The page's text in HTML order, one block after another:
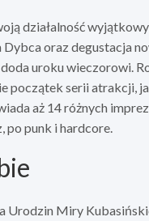
działalność
oraz degustacja
uroku wieczorowi.
początek serii atrakcji,
aż 14 różnych
po punk i hardcore.
Miry